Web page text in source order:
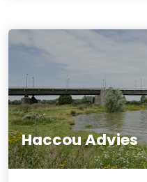
Haccou Advies